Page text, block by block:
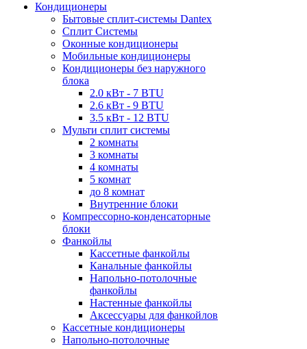
Кондиционеры
Бытовые сплит-системы Dantex
Сплит Системы
Оконные кондиционеры
Мобильные кондиционеры
Кондиционеры без наружного
блока
2.0 кВт - 7 BTU
2.6 кВт - 9 BTU
3.5 кВт - 12 BTU
Мульти сплит системы
2 комнаты
3 комнаты
4 комнаты
5 комнат
до 8 комнат
Внутренние блоки
Компрессорно-конденсаторные
блоки
Фанкойлы
Кассетные фанкойлы
Канальные фанкойлы
Напольно-потолочные
фанкойлы
Настенные фанкойлы
Аксессуары для фанкойлов
Кассетные кондиционеры
Напольно-потолочные